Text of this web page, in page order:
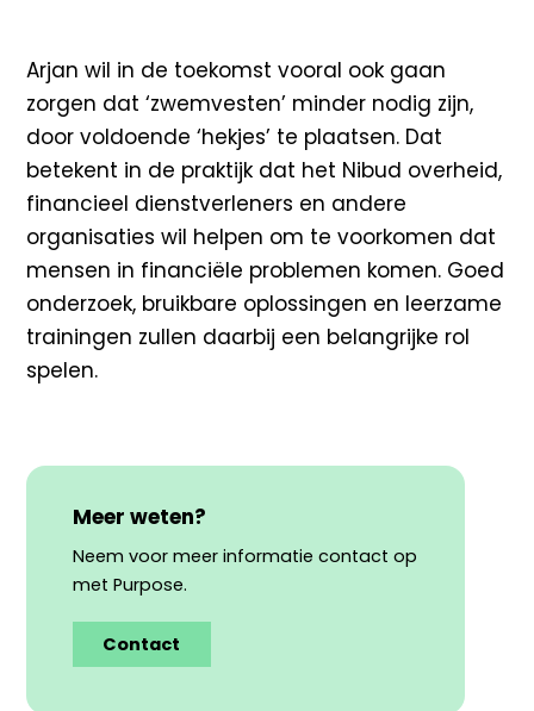
Arjan wil in de toekomst vooral ook gaan
zorgen dat ‘zwemvesten’ minder nodig zijn,
door voldoende ‘hekjes’ te plaatsen. Dat
betekent in de praktijk dat het Nibud overheid,
financieel dienstverleners en andere
organisaties wil helpen om te voorkomen dat
mensen in financiële problemen komen. Goed
onderzoek, bruikbare oplossingen en leerzame
trainingen zullen daarbij een belangrijke rol
spelen.
Meer weten?
Neem voor meer informatie contact op
met Purpose.
Contact